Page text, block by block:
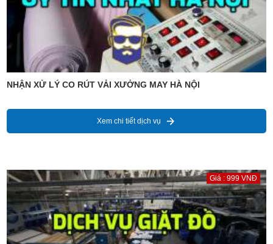
NHẬN XỬ LÝ CO RÚT VẢI XƯỞNG MAY HÀ NỘI
Xem chi tiết dịch vụ
Giá : 999 VNĐ